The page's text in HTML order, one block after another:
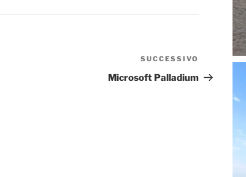
Articolo
successivo
SUCCESSIVO
Microsoft Palladium